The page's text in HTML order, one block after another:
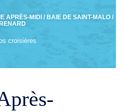
APRÈS-MIDI / BAIE DE SAINT-MALO /
croisières